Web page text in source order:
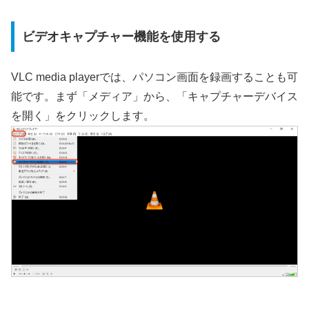
ビデオキャプチャー機能を使用する
VLC media playerでは、パソコン画面を録画することも可
能です。まず「メディア」から、「キャプチャーデバイス
を開く」をクリックします。